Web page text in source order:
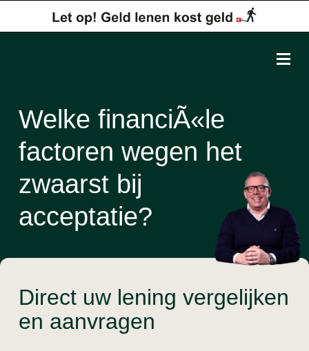
Welke financiÃ«le
factoren wegen het
zwaarst bij
acceptatie?
Direct uw lening vergelijken
en aanvragen